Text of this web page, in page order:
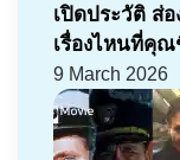
เปิดประวัติ ส่
เรื่องไหนที่คุ
9 March 2026